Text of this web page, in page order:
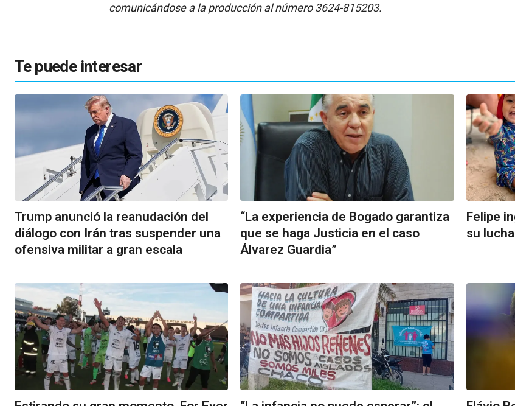
comunicándose a la producción al número 3624-815203.
Te puede interesar
Trump anunció la reanudación del
diálogo con Irán tras suspender una
ofensiva militar a gran escala
“La experiencia de Bogado garantiza
que se haga Justicia en el caso
Álvarez Guardia”
Felipe
su